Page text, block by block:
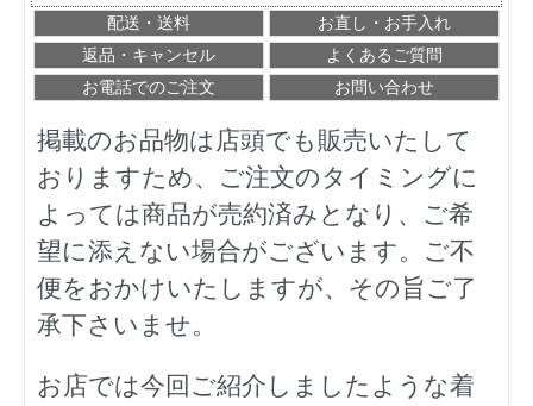
配送・送料
お直し・お手入れ
返品・キャンセル
よくあるご質問
お電話でのご注文
お問い合わせ
掲載のお品物は店頭でも販売いたして
おりますため、ご注文のタイミングに
よっては商品が売約済みとなり、ご希
望に添えない場合がございます。ご不
便をおかけいたしますが、その旨ご了
承下さいませ。
お店では今回ご紹介しましたような着